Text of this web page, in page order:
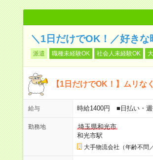
＼1日だけでOK！／好き
派遣 職種未経験OK 社会人未経験OK
【1日だけでOK！】ムリな
給与 時給1400円 ■日払い・週
勤務地
埼玉県和光市
和光市駅
大手物流会社（年齢不問